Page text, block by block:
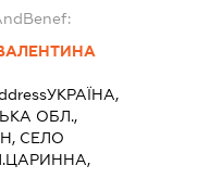
УКРАЇНА,
ОБЛ.,
СЕЛО